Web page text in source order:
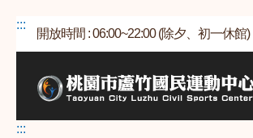
跳
區
:::
開放時間 : 06:00~22:00 (除夕、初一休館)
:::